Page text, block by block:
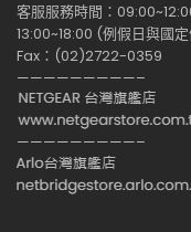
客服服務時間：
13:00~18:00 (例假日與國
Fax：(02)2722-0359
—————————–
—————————–